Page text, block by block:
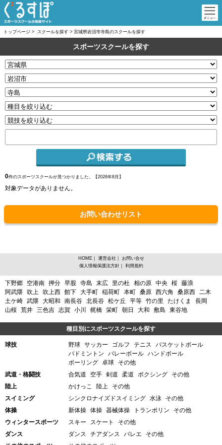
トップページ > スクールを探す > 宮城県岩沼市寺島のスクールを探す
スポーツスクールを探す
0件のスポーツスクールが見つかりました。【2026年8月】
対象データがありません。
お問い合わせリスト
宮城県岩沼市寺島からスポーツスクールを探す
下野郷 空港南 押分 早股 寺島 末広 里の杜 相の原 中央 桜 藤浪
阿武隈
吹上 吹上西 館下 大手町 稲荷町 本町 桑原 西六角 桑原西 二木
土ケ崎 武隈 大昭和 南長谷 北長谷 松ケ丘 平等 竹の里 たけくま
長岡
山桜 荒井 三色吉 志賀 小川 梶橋 栄町 朝日 大和 敷島 東谷地
種目別にスポーツスクールを探す
球技 野球 サッカー ゴルフ テニス
バスケットボール
バドミントン
バレーボール ハンドボール
ボーリング 卓球
その他
武道・格闘技
合気道 空手 剣道 柔道 ボクシング
その他
陸上
かけっこ 陸上
その他
スイミング
シンクロナイズドスイミング 水泳
その他
体操
新体操 体操 器械体操 トランポリン
その他
ウィンタースポーツ
スキー スケート
その他
ダンス
ダンス チアダンス バレエ
その他
HOME｜ 運営会社 ｜
お問い合せ
個人情報保護法方針｜ 利用規約